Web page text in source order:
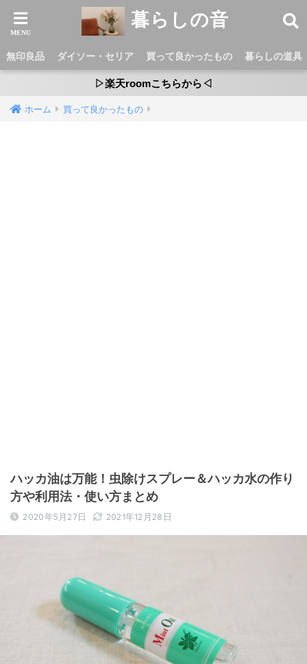
暮らしの音
無印良品 ダイソー・セリア 買って良かったもの 暮らしの道具
▷楽天roomこちらから◁
ホーム 買って良かったもの
ハッカ油は万能！虫除けスプレー＆ハッカ水の作り
方や利用法・使い方まとめ
2020年5月27日 2021年12月28日